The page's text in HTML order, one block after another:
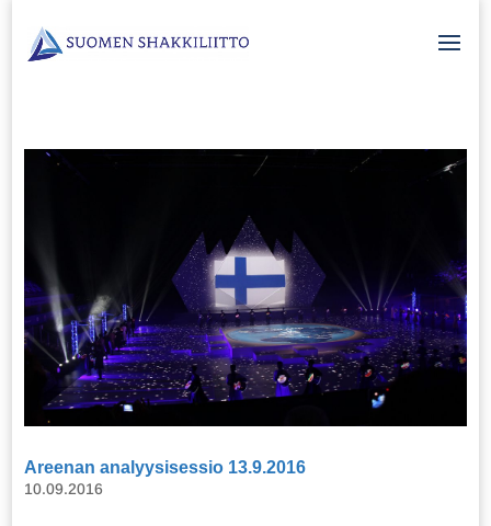
Areenan analyysisessio 13.9.2016
10.09.2016